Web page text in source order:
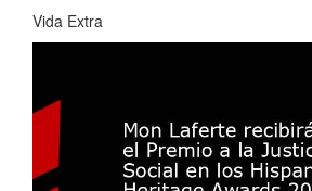
Vida Extra